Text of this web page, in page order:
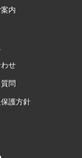
内
せ
問
護方針